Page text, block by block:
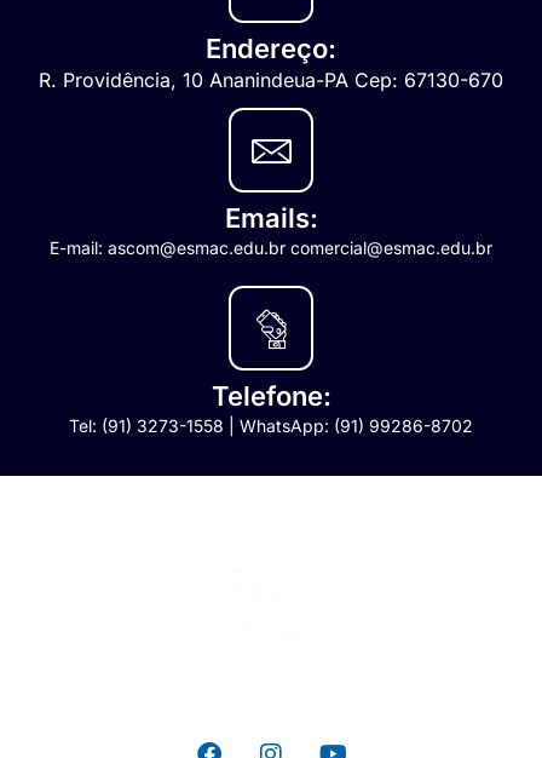
Endereço:
R. Providência, 10 Ananindeua-PA Cep: 67130-670
Emails:
E-mail: ascom@esmac.edu.br comercial@esmac.edu.br
Telefone:
Tel: (91) 3273-1558 | WhatsApp: (91) 99286-8702